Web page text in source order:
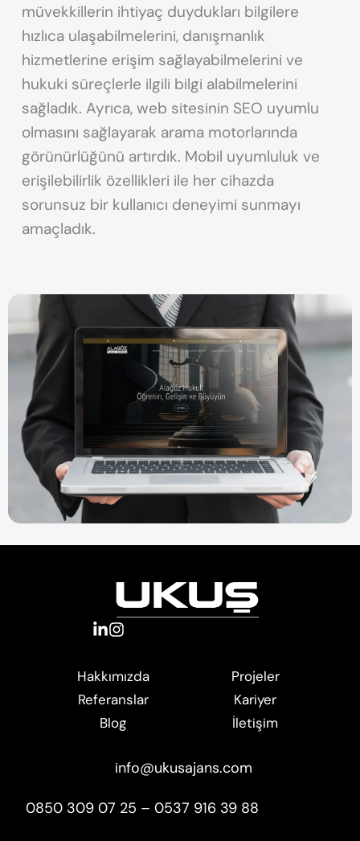
müvekkillerin ihtiyaç duydukları bilgilere
hızlıca ulaşabilmelerini, danışmanlık
hizmetlerine erişim sağlayabilmelerini ve
hukuki süreçlerle ilgili bilgi alabilmelerini
sağladık. Ayrıca, web sitesinin SEO uyumlu
olmasını sağlayarak arama motorlarında
görünürlüğünü artırdık. Mobil uyumluluk ve
erişilebilirlik özellikleri ile her cihazda
sorunsuz bir kullanıcı deneyimi sunmayı
amaçladık.
Hakkımızda
Referanslar
Blog
Projeler
Kariyer
İletişim
info@ukusajans.com
0850 309 07 25 – 0537 916 39 88